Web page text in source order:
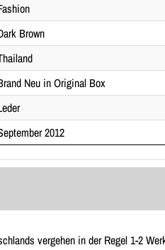
Brown
Neu in Original Box
2012
vergehen in der Regel 1-2